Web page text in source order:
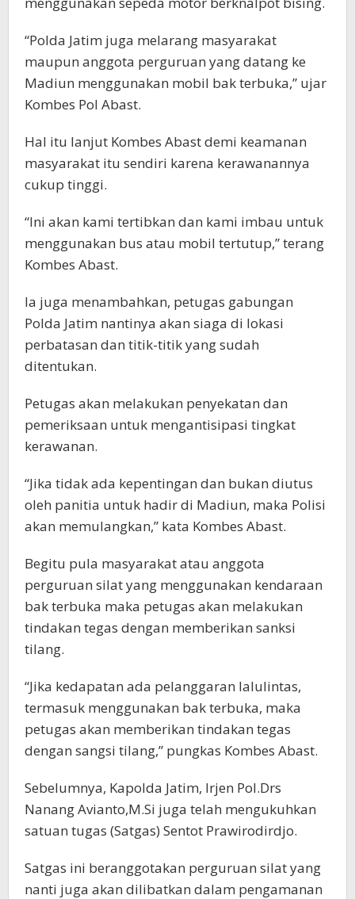
“Polda Jatim juga melarang masyarakat
maupun anggota perguruan yang datang ke
Madiun menggunakan mobil bak terbuka,” ujar
Kombes Pol Abast.
Hal itu lanjut Kombes Abast demi keamanan
masyarakat itu sendiri karena kerawanannya
cukup tinggi.
“Ini akan kami tertibkan dan kami imbau untuk
menggunakan bus atau mobil tertutup,” terang
Kombes Abast.
Ia juga menambahkan, petugas gabungan
Polda Jatim nantinya akan siaga di lokasi
perbatasan dan titik-titik yang sudah
ditentukan.
Petugas akan melakukan penyekatan dan
pemeriksaan untuk mengantisipasi tingkat
kerawanan.
“Jika tidak ada kepentingan dan bukan diutus
oleh panitia untuk hadir di Madiun, maka Polisi
akan memulangkan,” kata Kombes Abast.
Begitu pula masyarakat atau anggota
perguruan silat yang menggunakan kendaraan
bak terbuka maka petugas akan melakukan
tindakan tegas dengan memberikan sanksi
tilang.
“Jika kedapatan ada pelanggaran lalulintas,
termasuk menggunakan bak terbuka, maka
petugas akan memberikan tindakan tegas
dengan sangsi tilang,” pungkas Kombes Abast.
Sebelumnya, Kapolda Jatim, Irjen Pol.Drs
Nanang Avianto,M.Si juga telah mengukuhkan
satuan tugas (Satgas) Sentot Prawirodirdjo.
Satgas ini beranggotakan perguruan silat yang
nanti juga akan dilibatkan dalam pengamanan